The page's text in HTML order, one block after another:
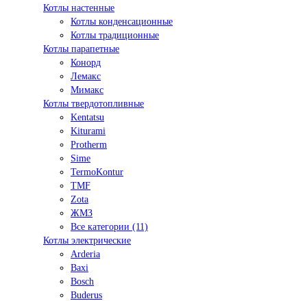
Котлы настенные
Котлы конденсационные
Котлы традиционные
Котлы парапетные
Конорд
Лемакс
Мимакс
Котлы твердотопливные
Kentatsu
Kiturami
Protherm
Sime
TermoKontur
TMF
Zota
ЖМЗ
Все категории (11)
Котлы электрические
Arderia
Baxi
Bosch
Buderus